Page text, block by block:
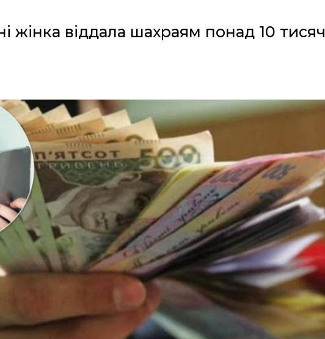
жінка віддала шахраям понад 10 тисяч